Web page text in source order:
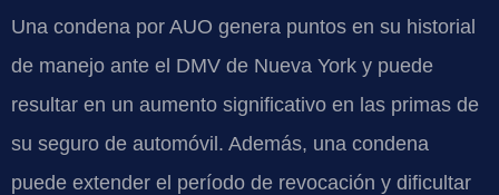
Una condena por AUO genera puntos en su historial
de manejo ante el DMV de Nueva York y puede
resultar en un aumento significativo en las primas de
su seguro de automóvil. Además, una condena
puede extender el período de revocación y dificultar